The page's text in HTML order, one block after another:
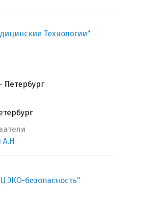
Технологии"
Петербург
А.Н
ЭКО-безопасность"